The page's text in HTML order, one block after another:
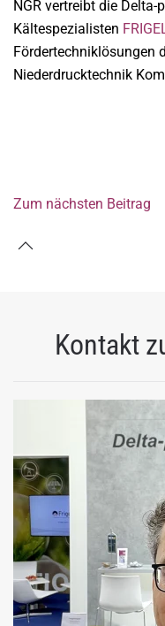
NGR vertreibt die
Kältespezialisten
Fördertechniklösungen
Niederdrucktechnik
Zum nächsten Beitrag
Kontakt